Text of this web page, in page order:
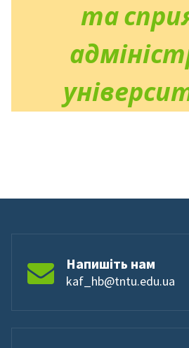
та
Напишіть нам
kaf_hb@tntu.edu.ua